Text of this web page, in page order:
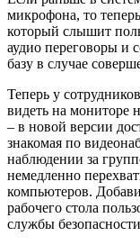
микрофона, то
который слышит
аудио переговоры и
базу в случае
Теперь у
видеть на мониторе
– в новой версии
знакомая по
наблюдении за
немедленно
компьютеров.
рабочего стола
службы